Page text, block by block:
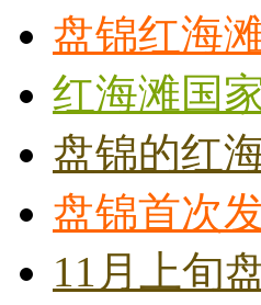
盘锦红海
红海滩国
盘锦的红
盘锦首次
11月上旬